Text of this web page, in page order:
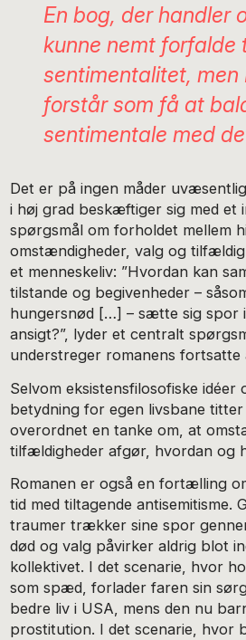
En bog, der handler
kunne nemt forfalde
sentimentalitet, men
forstår som få at
sentimentale med
Det er på ingen måder
i høj grad beskæftiger sig med et
spørgsmål om forholdet mellem
omstændigheder, valg og
et menneskeliv: ”Hvordan kan
tilstande og begivenheder –
hungersnød […] – sætte sig spor
ansigt?”, lyder et centralt
understreger romanens fortsatte
Selvom eksistensfilosofiske idéer
betydning for egen livsbane
overordnet en tanke om, at
tilfældigheder afgør, hvordan og
Romanen er også en fortælling
tid med tiltagende antisemitisme.
traumer trækker sine spor
død og valg påvirker aldrig blot
kollektivet. I det scenarie, hvor
som spæd, forlader faren sin
bedre liv i USA, mens den nu
prostitution. I det scenarie, hvor